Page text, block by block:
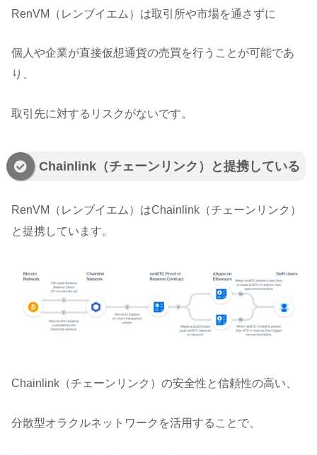
RenVM（レンブイエム）は取引所や市場を通さずに
個人や企業が直接仮想通貨の売買を行うことが可能であ
り、
取引先に対するリスクがないです。
Chainlink（チェーンリンク）と提携している
RenVM（レンブイエム）はChainlink（チェーンリンク）
と提携しています。
Chainlink（チェーンリンク）の安全性と信頼性の高い、
分散型オラクルネットワークを活用することで、